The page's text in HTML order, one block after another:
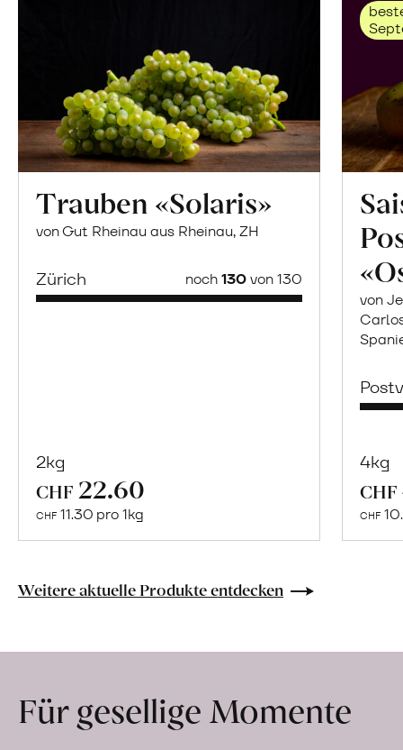
Trauben «Solaris»
von Gut Rheinau aus Rheinau, ZH
Zürich noch130von 130
2kg
CHF 22.60
CHF 11.30 pro 1kg
Naturbelassene
Lebensmittel
Hof
erfahren
von
4kg
CHF
CHF
Weitere aktuelle Produkte entdecken
Für gesellige Momente